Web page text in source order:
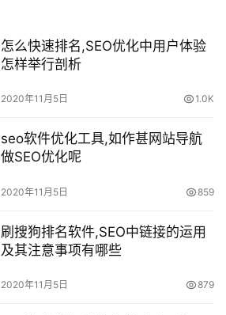
怎么快速排名,SEO优化中用户体验
怎样举行剖析
2020年11月5日 1.0K
seo软件优化工具,如作甚网站导航
做SEO优化呢
2020年11月5日 859
刷搜狗排名软件,SEO中链接的运用
及其注意事项有哪些
2020年11月5日 879